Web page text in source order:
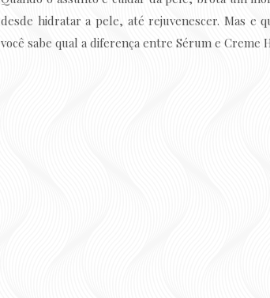
desde hidratar a pele, até rejuvenescer. Mas e
você sabe qual a diferença entre Sérum e Creme